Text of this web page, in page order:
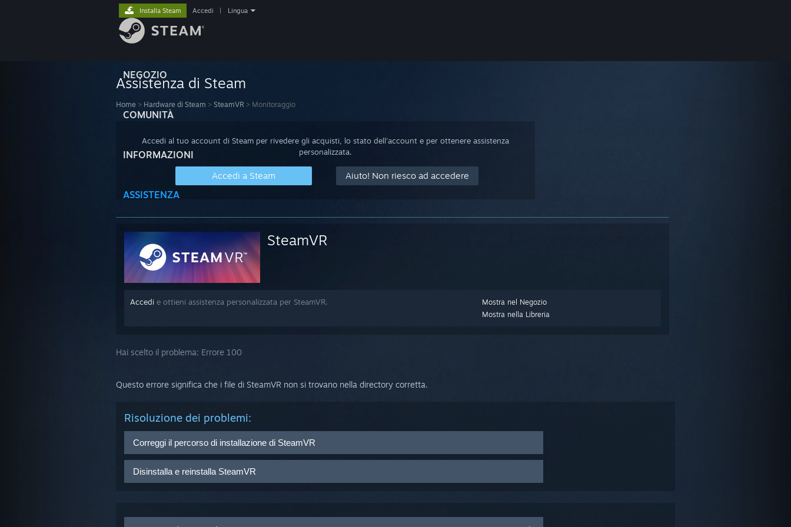
NEGOZIO
COMUNITÀ
INFORMAZIONI
ASSISTENZA
Installa Steam Accedi Lingua
Assistenza di Steam
Home > Hardware di Steam > SteamVR > Monitoraggio
Accedi al tuo account di Steam per rivedere gli acquisti, lo stato dell'account e per ottenere assistenza
personalizzata.
Accedi a Steam Aiuto! Non riesco ad accedere
SteamVR
Mostra nel Negozio
Mostra nella Libreria
Accedi e ottieni assistenza personalizzata per SteamVR.
Hai scelto il problema: Errore 100
Questo errore significa che i file di SteamVR non si trovano nella directory corretta.
Risoluzione dei problemi:
Correggi il percorso di installazione di SteamVR
potrebbero far riferimento a delle cartelle non esistenti.
Disinstalla e reinstalla SteamVR